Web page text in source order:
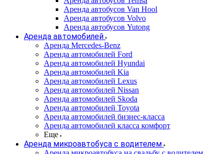
Аренда автобусов Van Hool
Аренда автобусов Volvo
Аренда автобусов Yutong
Аренда автомобилей
Аренда Mercedes-Benz
Аренда автомобилей Ford
Аренда автомобилей Hyundai
Аренда автомобилей Kia
Аренда автомобилей Lexus
Аренда автомобилей Nissan
Аренда автомобилей Skoda
Аренда автомобилей Toyota
Аренда автомобилей бизнес-класса
Аренда автомобилей класса комфорт
Еще
Аренда микроавтобуса с водителем